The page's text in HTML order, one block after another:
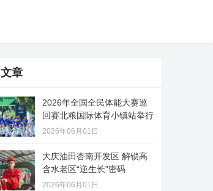
章
2026年全国全民体能大赛巡
回赛北粮国际体育小镇站举行
2026年06月01日
大庆油田杏南开发区 解锁高
含水老区“逆生长”密码
2026年06月01日